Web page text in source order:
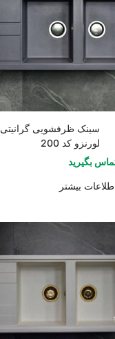
سینک ظرفشویی گرانیتی
لورنزو کد 200
بگیرید
بیشتر